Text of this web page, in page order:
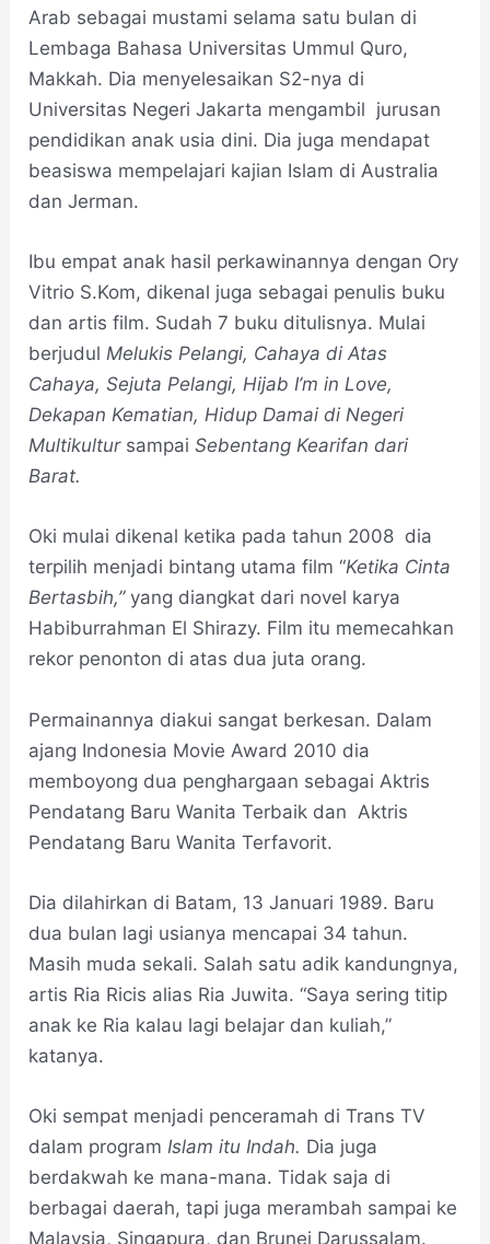
Arab sebagai mustami selama satu bulan di
Lembaga Bahasa Universitas Ummul Quro,
Makkah. Dia menyelesaikan S2-nya di
Universitas Negeri Jakarta mengambil jurusan
pendidikan anak usia dini. Dia juga mendapat
beasiswa mempelajari kajian Islam di Australia
dan Jerman.
Ibu empat anak hasil perkawinannya dengan Ory
Vitrio S.Kom, dikenal juga sebagai penulis buku
dan artis film. Sudah 7 buku ditulisnya. Mulai
berjudulMelukis Pelangi, Cahaya di Atas
Cahaya, Sejuta Pelangi, Hijab I’m in Love,
Dekapan Kematian, Hidup Damai di Negeri
MultikultursampaiSebentang Kearifan dari
Barat.
Oki mulai dikenal ketika pada tahun 2008 dia
terpilih menjadi bintang utama film “Ketika Cinta
Bertasbih,”yang diangkat dari novel karya
Habiburrahman El Shirazy. Film itu memecahkan
rekor penonton di atas dua juta orang.
Permainannya diakui sangat berkesan. Dalam
ajang Indonesia Movie Award 2010 dia
memboyong dua penghargaan sebagai Aktris
Pendatang Baru Wanita Terbaik dan Aktris
Pendatang Baru Wanita Terfavorit.
Dia dilahirkan di Batam, 13 Januari 1989. Baru
dua bulan lagi usianya mencapai 34 tahun.
Masih muda sekali. Salah satu adik kandungnya,
artis Ria Ricis alias Ria Juwita. “Saya sering titip
anak ke Ria kalau lagi belajar dan kuliah,”
katanya.
Oki sempat menjadi penceramah di Trans TV
dalam programIslam itu Indah. Dia juga
berdakwah ke mana-mana. Tidak saja di
berbagai daerah, tapi juga merambah sampai ke
Malaysia, Singapura, dan Brunei Darussalam.